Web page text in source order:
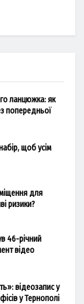
ланцюжка: як
попередньої
щоб усім
для
ризики?
46-річний
відео
відеозапис у
у Тернополі